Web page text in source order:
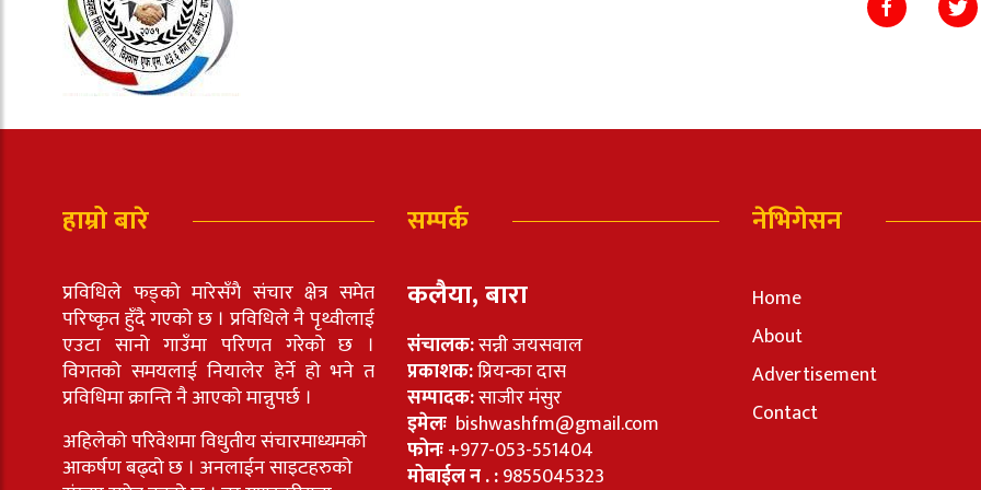
हाम्रो बारे
प्रविधिले फड्को मारेसँगै संचार क्षेत्र समेत
परिष्कृत हुँदै गएको छ । प्रविधिले नै पृथ्वीलाई
एउटा सानो गाउँमा परिणत गरेको छ ।
विगतको समयलाई नियालेर हेर्ने हो भने त
प्रविधिमा क्रान्ति नै आएको मान्नुपर्छ ।
अहिलेको परिवेशमा विधुतीय संचारमाध्यमको
आकर्षण बढ्दो छ । अनलाईन साइटहरुको
सम्पर्क
कलैया, बारा
संचालक:सन्नी जयसवाल
प्रकाशक:प्रियन्का दास
सम्पादक:साजीर मंसुर
इमेलः bishwashfm@gmail.com
फोनः+977-053-551404
मोबाईल न . :9855045323
नेभिगेसन
Home
About
Advertisement
Contact